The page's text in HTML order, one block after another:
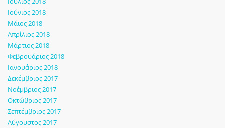
Ιούνιος 2018
Μάιος 2018
Απρίλιος 2018
Μάρτιος 2018
Φεβρουάριος 2018
Ιανουάριος 2018
Δεκέμβριος 2017
Νοέμβριος 2017
Οκτώβριος 2017
Σεπτέμβριος 2017
Αύγουστος 2017